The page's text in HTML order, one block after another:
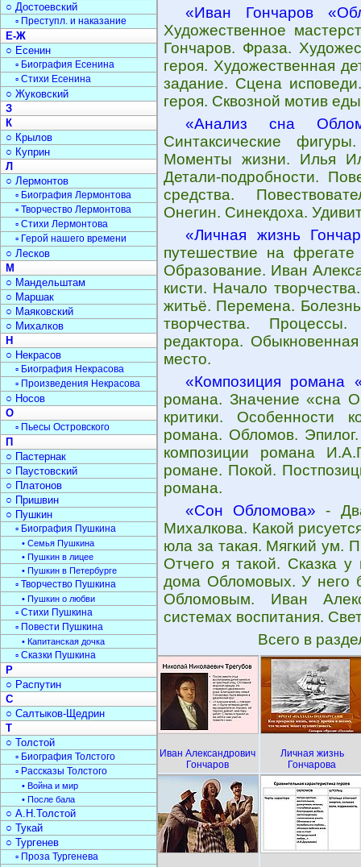
«Иван Гончаров
Художественное
Гончаров. Фраза.
героя. Художественная
задание. Сцена
героя. Сквозной мотив
«Анализ сна
Синтаксические
Моменты жизни. Илья
Детали-подробности.
средства.
Онегин. Синекдоха.
«Личная жизнь
путешествие на
Образование. Иван
кисти. Начало
житьё. Перемена.
творчества.
редактора.
место.
«Композиция романа
романа. Значение «сна
критики. Особенности
романа. Обломов.
композиции романа
романе. Покой.
романа.
«Сон Обломова» -
Михалкова. Какой
юла за такая. Мягкий ум.
Отчего я такой. Сказка
дома Обломовых. У него
Обломовым. Иван
системах воспитания.
Всего в
Иван Александрович
Гончаров
Личная жизнь
Гончарова
○ Достоевский
▫ Преступл. и наказание
Е-Ж
○ Есенин
▫ Биография Есенина
▫ Стихи Есенина
○ Жуковский
З
К
○ Крылов
○ Куприн
Л
○ Лермонтов
▫ Биография Лермонтова
▫ Творчество Лермонтова
▫ Стихи Лермонтова
▫ Герой нашего времени
○ Лесков
М
○ Мандельштам
○ Маршак
○ Маяковский
○ Михалков
Н
○ Некрасов
▫ Биография Некрасова
▫ Произведения Некрасова
○ Носов
О
▫ Пьесы Островского
П
○ Пастернак
○ Паустовский
○ Платонов
○ Пришвин
○ Пушкин
▫ Биография Пушкина
• Семья Пушкина
• Пушкин в лицее
• Пушкин в Петербурге
▫ Творчество Пушкина
• Пушкин о любви
▫ Стихи Пушкина
▫ Повести Пушкина
• Капитанская дочка
▫ Сказки Пушкина
Р
○ Распутин
С
○ Салтыков-Щедрин
Т
○ Толстой
▫ Биография Толстого
▫ Рассказы Толстого
• Война и мир
• После бала
○ А.Н.Толстой
○ Тукай
○ Тургенев
▫ Проза Тургенева